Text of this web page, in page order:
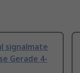
signalmate
Gerade 4-